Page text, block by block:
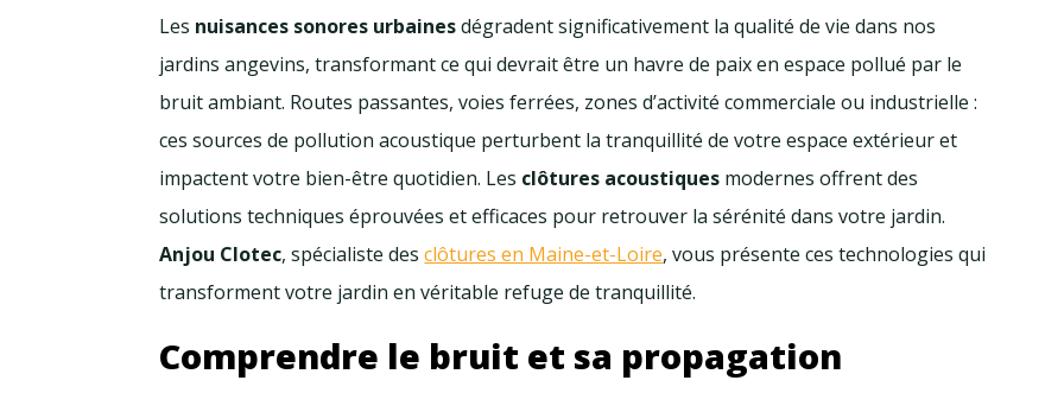
Les nuisances sonores urbainesdégradent significativement la qualité de vie dans nos
jardins angevins, transformant ce qui devrait être un havre de paix en espace pollué par le
bruit ambiant. Routes passantes, voies ferrées, zones d’activité commerciale ou industrielle :
ces sources de pollution acoustique perturbent la tranquillité de votre espace extérieur et
impactent votre bien-être quotidien. Les clôtures acoustiques modernes offrent des
solutions techniques éprouvées et efficaces pour retrouver la sérénité dans votre jardin.
Anjou Clotec, spécialiste desclôtures en Maine-et-Loire, vous présente ces technologies qui
transforment votre jardin en véritable refuge de tranquillité.
Comprendre le bruit et sa propagation